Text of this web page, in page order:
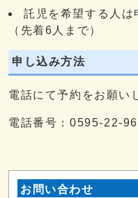
託児を希望する人は
（先着6人まで）
申し込み方法
電話にて予約をお願い
電話番号：0595-22-
お問い合わせ